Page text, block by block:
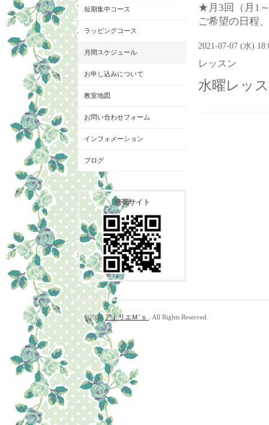
★月3回（月1
ご希望の日程
2021-07-07 (水)
レッスン
水曜レッ
短期集中コース
ラッピングコース
月間スケジュール
お申し込みについて
教室地図
お問い合わせフォーム
インフォメーション
ブログ
携帯サイト
©2026アトリエＭ’ｓ . All Rights Reserved.